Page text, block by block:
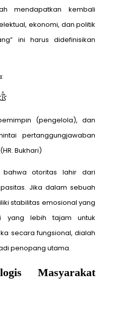
mendapatkan kembali
ekonomi, dan politik
ini harus didefinisikan
(pengelola), dan
pertanggungjawaban
Bukhari)
bahwa otoritas lahir dari
Jika dalam sebuah
stabilitas emosional yang
yang lebih tajam untuk
secara fungsional, dialah
penopang utama.
Masyarakat